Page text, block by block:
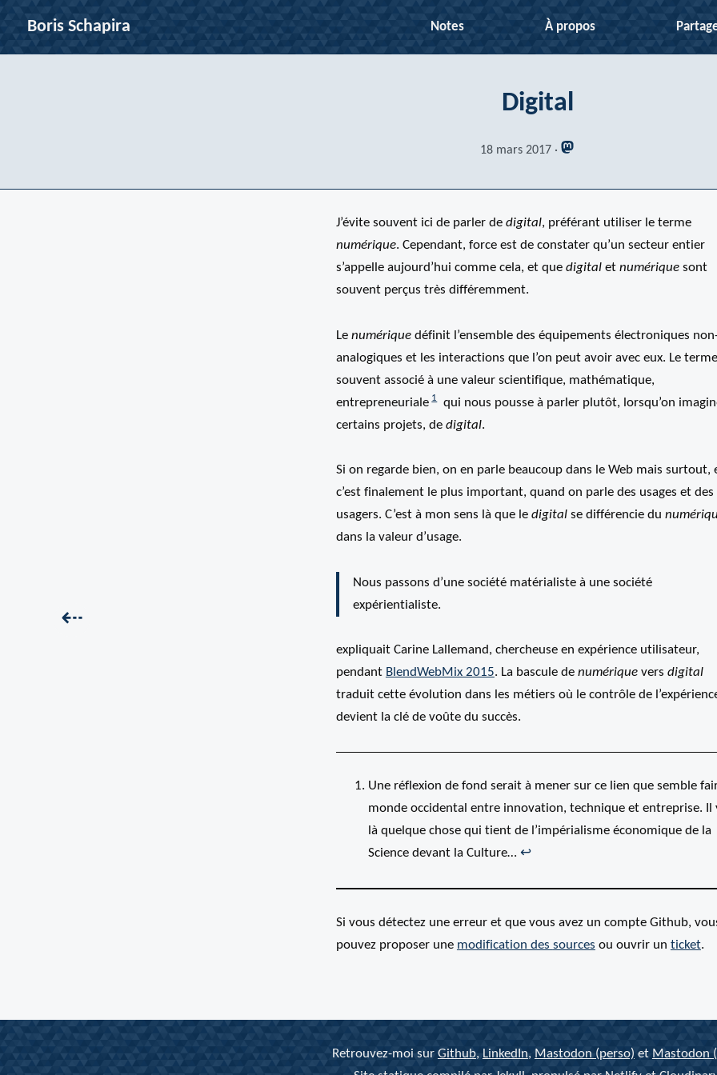
Boris Schapira Notes À propos
Digital
18 mars 2017
J’évite souvent ici de parler de digital, préférant utiliser le terme
numérique. Cependant, force est de constater qu’un secteur entier
s’appelle aujourd’hui comme cela, et que digitalet numériquesont
souvent perçus très différemment.
Le numériquedéfinit l’ensemble des équipements électroniques
analogiques et les interactions que l’on peut avoir avec eux. Le
souvent associé à une valeur scientifique, mathématique,
entrepreneuriale 1
qui nous pousse à parler plutôt, lorsqu’on
certains projets, de digital.
Si on regarde bien, on en parle beaucoup dans le Web mais surtout,
c’est finalement le plus important, quand on parle des usages et des
usagers. C’est à mon sens là que le digitalse différencie du
dans la valeur d’usage.
Nous passons d’une société matérialiste à une société
expérientialiste.
expliquait Carine Lallemand, chercheuse en expérience utilisateur,
pendant BlendWebMix 2015. La bascule de numériquevers digital
traduit cette évolution dans les métiers où le contrôle de
devient la clé de voûte du succès.
Une réflexion de fond serait à mener sur ce lien que semble
monde occidental entre innovation, technique et entreprise. Il
là quelque chose qui tient de l’impérialisme économique de la
Science devant la Culture… ↩
Si vous détectez une erreur et que vous avez un compte Github,
pouvez proposer une modification des sources ou ouvrir un ticket.
Précédent :
⇠
Retrouvez-moi sur Github, LinkedIn, Mastodon (perso) et Mastodon